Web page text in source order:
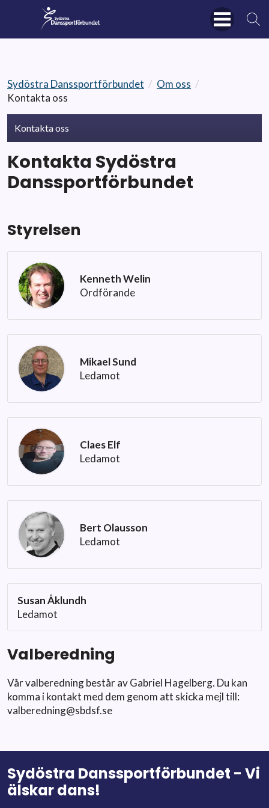
Sydöstra Danssportförbundet / Om oss /
Kontakta oss
Kontakta oss
Kontakta Sydöstra
Danssportförbundet
Styrelsen
Kenneth Welin
Ordförande
Mikael Sund
Ledamot
Claes Elf
Ledamot
Bert Olausson
Ledamot
Susan Åklundh
Ledamot
Valberedning
Vår valberedning består av Gabriel Hagelberg. Du kan
komma i kontakt med dem genom att skicka mejl till:
valberedning@sbdsf.se
Sydöstra Danssportförbundet - Vi
älskar dans!